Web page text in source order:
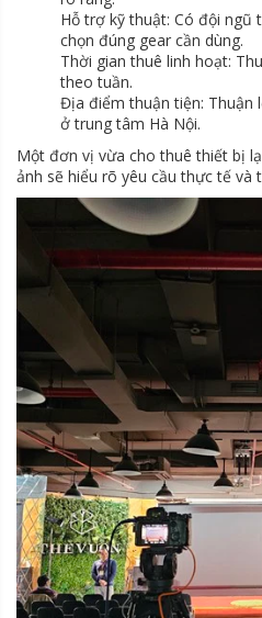
Hỗ trợ kỹ thuật: Có đội ngũ
chọn đúng gear cần dùng.
Thời gian thuê linh hoạt:
theo tuần.
Địa điểm thuận tiện: Thuận
ở trung tâm Hà Nội.
Một đơn vị vừa cho thuê thiết bị
ảnh sẽ hiểu rõ yêu cầu thực tế và